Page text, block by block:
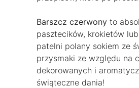
Barszcz czerwony to
pasztecików, krokietów
patelni polany sokiem ze
przysmaki ze względu na
dekorowanych i
świąteczne dania!